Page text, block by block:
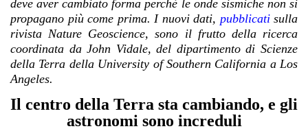
deve aver cambiato forma perché le onde sismiche non si
propagano più come prima. I nuovi dati, pubblicatisulla
rivista Nature Geoscience, sono il frutto della ricerca
coordinata da John Vidale, del dipartimento di Scienze
della Terra della University of Southern California a Los
Angeles.
Il centro della Terra sta cambiando, e gli
astronomi sono increduli